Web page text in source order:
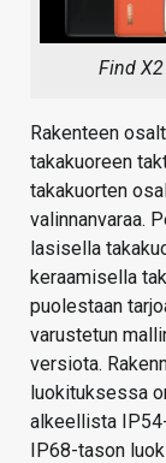
Find
Rakenteen
takakuoreen
takakuorten
valinnanvaraa.
lasisella
keraamisella
puolestaan
varustetun
versiota.
luokituksessa
alkeellista
IP68-tason